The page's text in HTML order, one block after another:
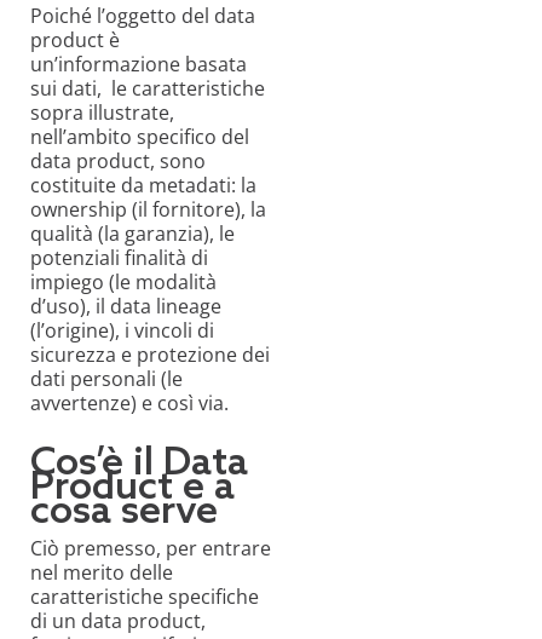
Poiché l’oggetto del data
product è
un’informazione basata
sui dati, le caratteristiche
sopra illustrate,
nell’ambito specifico del
data product, sono
costituite da metadati: la
ownership (il fornitore), la
qualità (la garanzia), le
potenziali finalità di
impiego (le modalità
d’uso), il data lineage
(l’origine), i vincoli di
sicurezza e protezione dei
dati personali (le
avvertenze) e così via.
Cos’è il Data
Product e a
cosa serve
Ciò premesso, per entrare
nel merito delle
caratteristiche specifiche
di un data product,